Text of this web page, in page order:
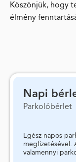
Köszönjük, hogy
élmény
Napi
Parkolóbérlet
Egész napos
megfizetésével.
valamennyi